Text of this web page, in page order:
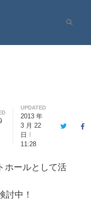
Site
UPDATED
2013 年
3 月 22
日
11:28
Twitter
ホールとして活
討中！